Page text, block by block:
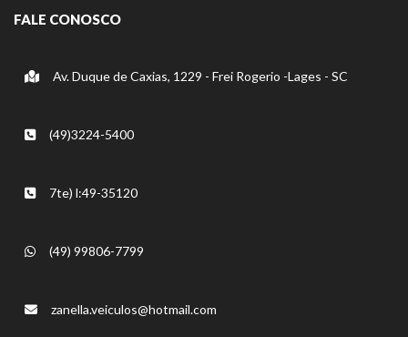
FALE CONOSCO
Av. Duque de Caxias, 1229 - Frei Rogerio -Lages - SC
(49)3224-5400
7te) l:49-35120
(49) 99806-7799
zanella.veiculos@hotmail.com